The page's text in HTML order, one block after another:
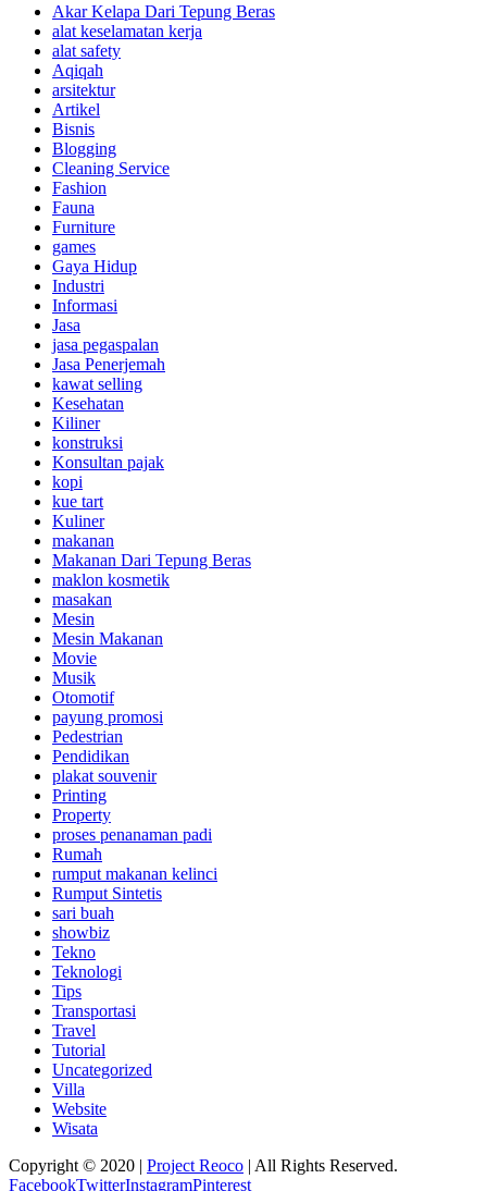
Akar Kelapa Dari Tepung Beras
alat keselamatan kerja
alat safety
Aqiqah
arsitektur
Artikel
Bisnis
Blogging
Cleaning Service
Fashion
Fauna
Furniture
games
Gaya Hidup
Industri
Informasi
Jasa
jasa pegaspalan
Jasa Penerjemah
kawat selling
Kesehatan
Kiliner
konstruksi
Konsultan pajak
kopi
kue tart
Kuliner
makanan
Makanan Dari Tepung Beras
maklon kosmetik
masakan
Mesin
Mesin Makanan
Movie
Musik
Otomotif
payung promosi
Pedestrian
Pendidikan
plakat souvenir
Printing
Property
proses penanaman padi
Rumah
rumput makanan kelinci
Rumput Sintetis
sari buah
showbiz
Tekno
Teknologi
Tips
Transportasi
Travel
Tutorial
Uncategorized
Villa
Website
Wisata
Copyright © 2020 | Project Reoco | All Rights Reserved.
FacebookTwitterInstagramPinterest